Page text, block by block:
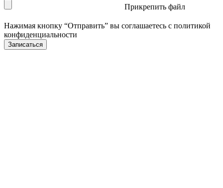
Прикрепить файл
Нажимая кнопку “Отправить” вы соглашаетесь с политикой
конфиденциальности
Записаться